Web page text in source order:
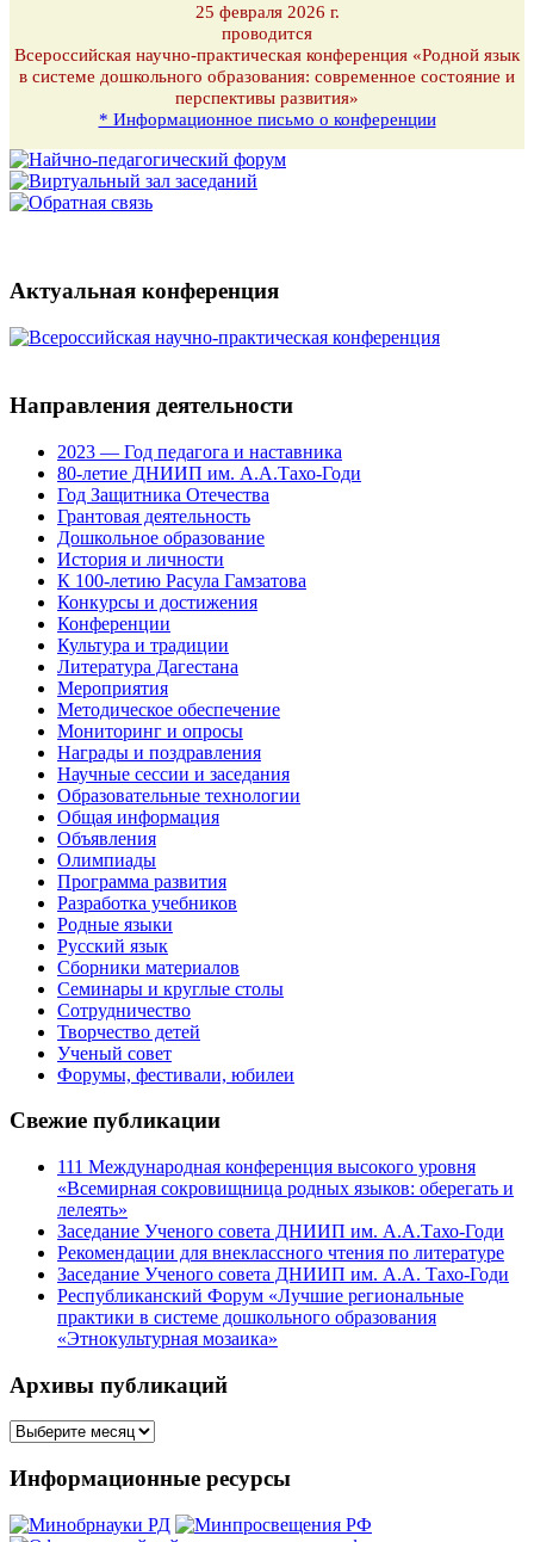
25 февраля 2026 г.
проводится
Всероссийская научно-практическая конференция «Родной язык
в системе дошкольного образования: современное состояние и
перспективы развития»
* Информационное письмо о конференции
Актуальная конференция
Направления деятельности
2023 — Год педагога и наставника
80-летие ДНИИП им. А.А.Тахо-Годи
Год Защитника Отечества
Грантовая деятельность
Дошкольное образование
История и личности
К 100-летию Расула Гамзатова
Конкурсы и достижения
Конференции
Культура и традиции
Литература Дагестана
Мероприятия
Методическое обеспечение
Мониторинг и опросы
Награды и поздравления
Научные сессии и заседания
Образовательные технологии
Общая информация
Объявления
Олимпиады
Программа развития
Разработка учебников
Родные языки
Русский язык
Сборники материалов
Семинары и круглые столы
Сотрудничество
Творчество детей
Ученый совет
Форумы, фестивали, юбилеи
Свежие публикации
111 Международная конференция высокого уровня
«Всемирная сокровищница родных языков: оберегать и
лелеять»
Заседание Ученого совета ДНИИП им. А.А.Тахо-Годи
Рекомендации для внеклассного чтения по литературе
Заседание Ученого совета ДНИИП им. А.А. Тахо-Годи
Республиканский Форум «Лучшие региональные
практики в системе дошкольного образования
«Этнокультурная мозаика»
Архивы публикаций
Архивы
Информационные ресурсы